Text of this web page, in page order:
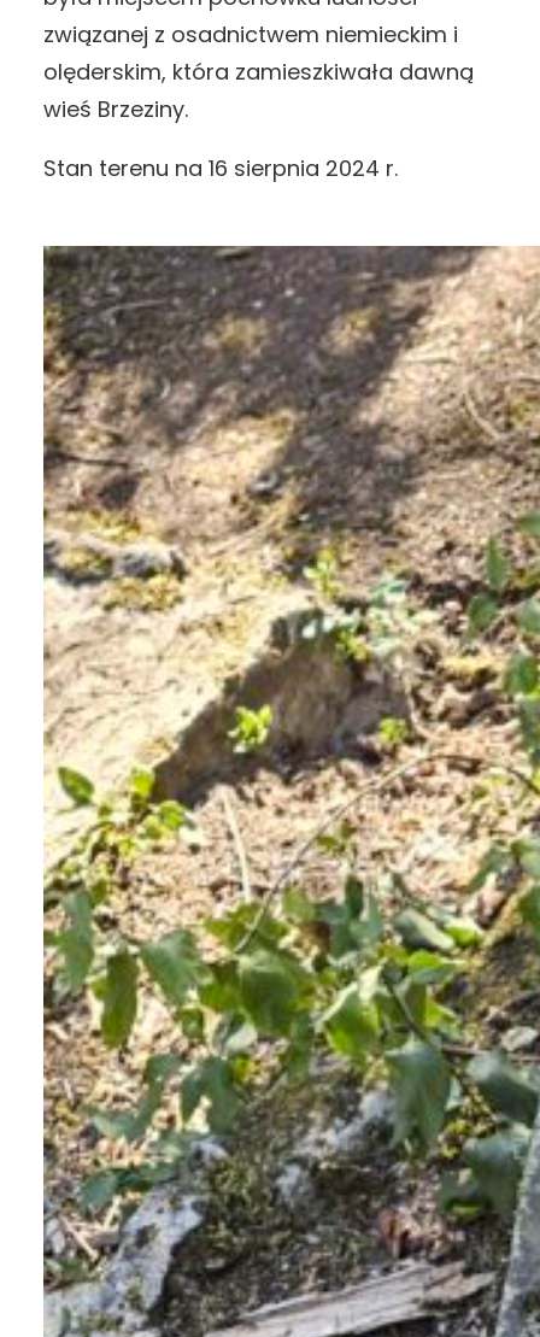
związanej z osadnictwem niemieckim i
olęderskim, która zamieszkiwała dawną
wieś Brzeziny.
Stan terenu na 16 sierpnia 2024 r.